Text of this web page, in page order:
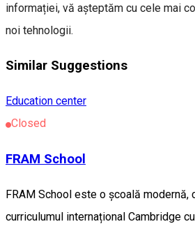
informației, vă așteptăm cu cele mai
noi tehnologii.
Similar Suggestions
Education center
Closed
FRAM School
FRAM School este o școală modernă,
curriculumul internațional Cambridge